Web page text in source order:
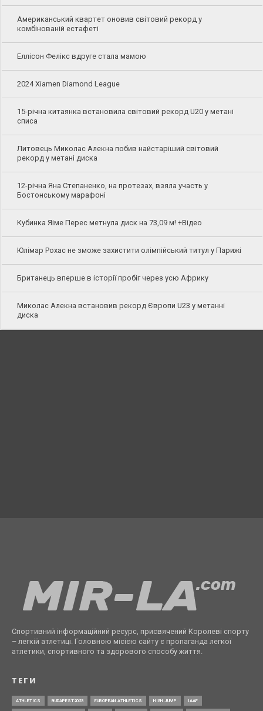
Американський квартет оновив світовий рекорд у
комбінованій естафеті
Еллісон Фелікс вдруге стала мамою
2024 Xiamen Diamond League
15-річна китаянка встановила світовий рекорд U20 у метані
списа
Литовець Миколас Алекна побив найстаріший світовий
рекорд у метані диска
12-річна Яна Степаненко, на протезах, взяла участь у
Бостонському марафоні
Кубинка Яіме Перес метнула диск на 73,09 м! +Відео
Юлімар Рохас не зможе захистити олімпійський титул у Парижі
Британець вперше в історії пробіг через усю Африку
Миколас Алекна встановив рекорд Європи U23 у метанні
диска
Спортивний інформаційний ресурс, присвячений Королеві спорту
– легкій атлетиці. Головною місією сайту є пропаганда легкої
атлетики, спортивного та здорового способу життя.
ТЕГИ
ATHLETICS BUDAPEST2023 EUROPEAN ATHLETICS HIGH JUMP IAAF